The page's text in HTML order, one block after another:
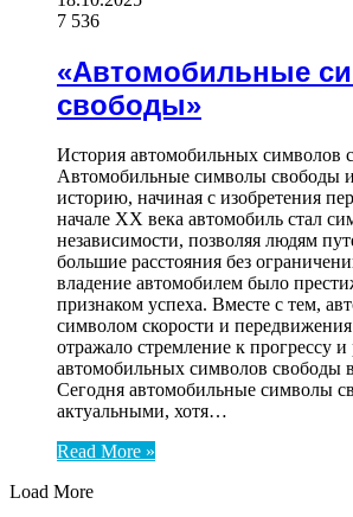
7 536
«Автомобильные
свободы»
История автомобильных символов
Автомобильные символы свободы
историю, начиная с изобретения
начале XX века автомобиль стал
независимости, позволяя людям
большие расстояния без
владение автомобилем было
признаком успеха. Вместе с тем,
символом скорости и
отражало стремление к прогрессу
автомобильных символов свободы
Сегодня автомобильные символы
актуальными, хотя…
Read More »
Load More